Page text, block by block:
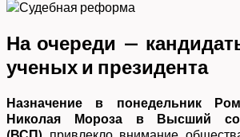
На очереди —
ученых и президента
Назначение в понедельник
Николая Мороза в Высший